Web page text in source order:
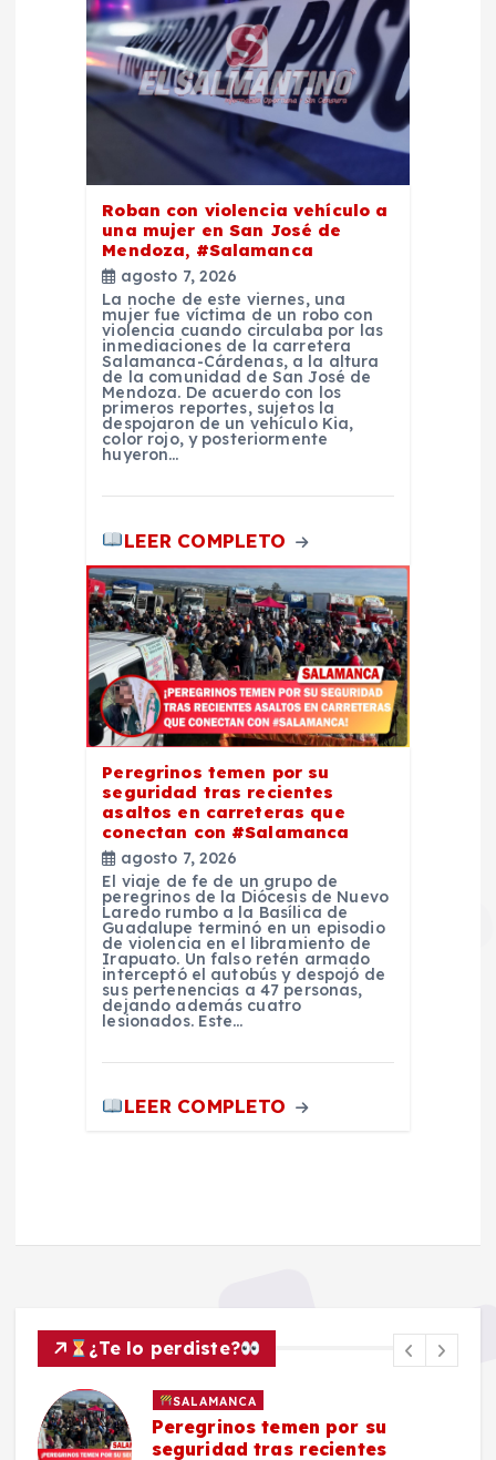
Roban con violencia vehículo a
una mujer en San José de
Mendoza, #Salamanca
agosto 7, 2026
La noche de este viernes, una
mujer fue víctima de un robo con
violencia cuando circulaba por las
inmediaciones de la carretera
Salamanca-Cárdenas, a la altura
de la comunidad de San José de
Mendoza. De acuerdo con los
primeros reportes, sujetos la
despojaron de un vehículo Kia,
color rojo, y posteriormente
huyeron…
LEER COMPLETO
Peregrinos temen por su
seguridad tras recientes
asaltos en carreteras que
conectan con #Salamanca
agosto 7, 2026
El viaje de fe de un grupo de
peregrinos de la Diócesis de Nuevo
Laredo rumbo a la Basílica de
Guadalupe terminó en un episodio
de violencia en el libramiento de
Irapuato. Un falso retén armado
interceptó el autobús y despojó de
sus pertenencias a 47 personas,
dejando además cuatro
lesionados. Este…
LEER COMPLETO
¿Te lo perdiste?
SALAMANCA
Peregrinos temen por su
seguridad tras recientes